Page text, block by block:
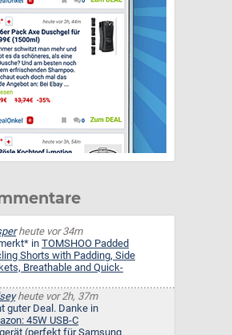
heute vor 34m
in TOMSHOO Padded
Shorts with Padding, Side
Breathable and Quick-
heute vor 2h, 37m
guter Deal. Danke in
45W USB-C
(perfekt für Samsung